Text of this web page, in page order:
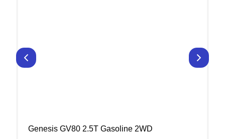
Genesis GV80 2.5T Gasoline 2WD